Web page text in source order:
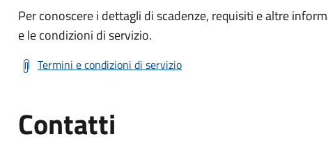
Per conoscere i dettagli di scadenze, requisiti e altre
e le condizioni di servizio.
Termini e condizioni di servizio
Contatti